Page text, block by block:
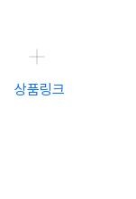
상품링크